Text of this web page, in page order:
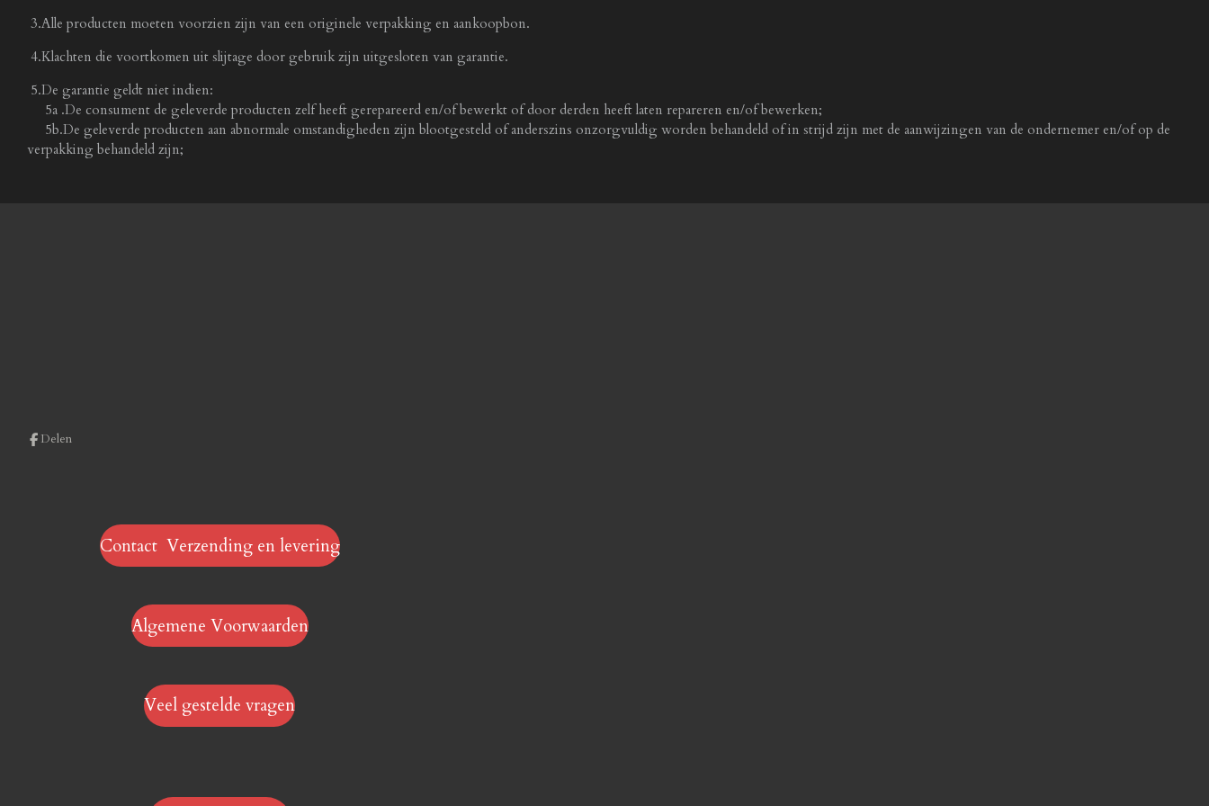
3.Alle producten moeten voorzien zijn van een originele verpakking en aankoopbon.
4.Klachten die voortkomen uit slijtage door gebruik zijn uitgesloten van garantie.
5.De garantie geldt niet indien:
5a .De consument de geleverde producten zelf heeft gerepareerd en/of bewerkt of door derden heeft laten repareren en/of bewerken;
5b.De geleverde producten aan abnormale omstandigheden zijn blootgesteld of anderszins onzorgvuldig worden behandeld of in strijd zijn met de aanwijzingen van de ondernemer en/of op de
verpakking behandeld zijn;
Delen
Contact Verzending en levering
Algemene Voorwaarden
Veel gestelde vragen